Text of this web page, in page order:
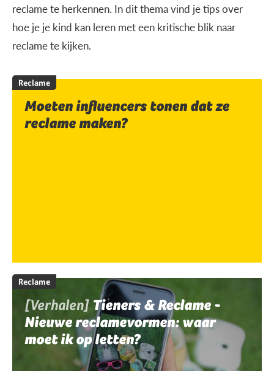
reclame te herkennen. In dit thema vind je tips over
hoe je je kind kan leren met een kritische blik naar
reclame te kijken.
Reclame
Moeten influencers tonen dat ze
reclame maken?
Reclame
[Verhalen] Tieners & Reclame -
Nieuwe reclamevormen: waar
moet ik op letten?